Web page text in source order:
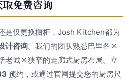
免费咨询
是仅更换橱柜，Josh Kitchen都为
计咨询。我们的团队熟悉巴里各区
老城区狭窄的走廊式厨房布局。立
预约，或通过官网提交您的厨房尺